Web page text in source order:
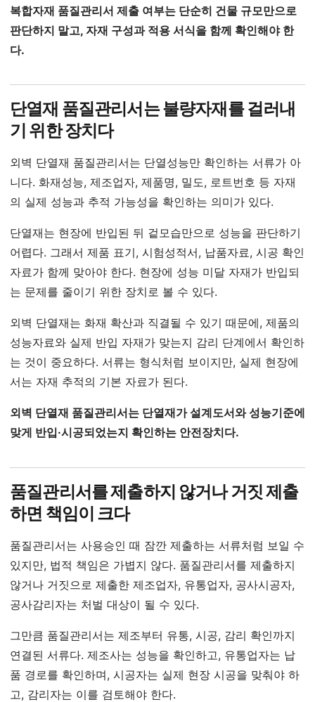
복합자재 품질관리서 제출 여부는 단순히 건물 규모만으로
판단하지 말고, 자재 구성과 적용 서식을 함께 확인해야 한
다.
단열재 품질관리서는 불량자재를 걸러내
기 위한 장치다
외벽 단열재 품질관리서는 단열성능만 확인하는 서류가 아
니다. 화재성능, 제조업자, 제품명, 밀도, 로트번호 등 자재
의 실제 성능과 추적 가능성을 확인하는 의미가 있다.
단열재는 현장에 반입된 뒤 겉모습만으로 성능을 판단하기
어렵다. 그래서 제품 표기, 시험성적서, 납품자료, 시공 확인
자료가 함께 맞아야 한다. 현장에 성능 미달 자재가 반입되
는 문제를 줄이기 위한 장치로 볼 수 있다.
외벽 단열재는 화재 확산과 직결될 수 있기 때문에, 제품의
성능자료와 실제 반입 자재가 맞는지 감리 단계에서 확인하
는 것이 중요하다. 서류는 형식처럼 보이지만, 실제 현장에
서는 자재 추적의 기본 자료가 된다.
외벽 단열재 품질관리서는 단열재가 설계도서와 성능기준에
맞게 반입·시공되었는지 확인하는 안전장치다.
품질관리서를 제출하지 않거나 거짓 제출
하면 책임이 크다
품질관리서는 사용승인 때 잠깐 제출하는 서류처럼 보일 수
있지만, 법적 책임은 가볍지 않다. 품질관리서를 제출하지
않거나 거짓으로 제출한 제조업자, 유통업자, 공사시공자,
공사감리자는 처벌 대상이 될 수 있다.
그만큼 품질관리서는 제조부터 유통, 시공, 감리 확인까지
연결된 서류다. 제조사는 성능을 확인하고, 유통업자는 납
품 경로를 확인하며, 시공자는 실제 현장 시공을 맞춰야 하
고, 감리자는 이를 검토해야 한다.